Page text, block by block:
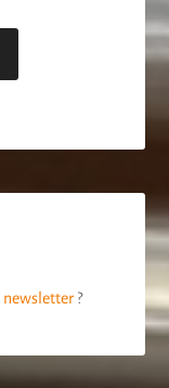
newsletter ?